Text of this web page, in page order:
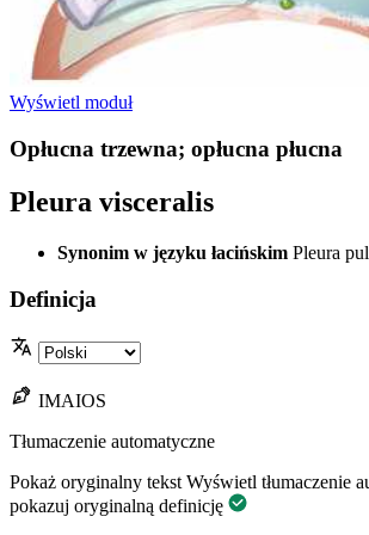
Wyświetl moduł
Opłucna trzewna; opłucna płucna
Pleura visceralis
Synonim w języku łacińskim Pleura
Definicja
IMAIOS
Tłumaczenie automatyczne
Pokaż oryginalny tekst Wyświetl tłumaczenie
pokazuj oryginalną definicję